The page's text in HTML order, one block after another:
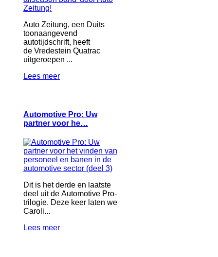
Auto Zeitung, een Duits
toonaangevend
autotijdschrift, heeft
de Vredestein Quatrac
uitgeroepen ...
Lees meer
Automotive Pro: Uw
partner voor he…
Dit is het derde en laatste
deel uit de Automotive Pro-
trilogie. Deze keer laten we
Caroli...
Lees meer